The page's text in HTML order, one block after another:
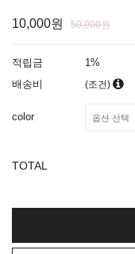
10,000원 50,000원
적립금
1%
배송비
(조건)
color
TOTAL